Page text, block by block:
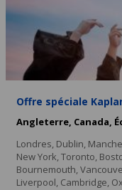
Offre spéciale
Angleterre, Canada,
Londres, Dublin,
New York,Toronto,
Bournemouth,
Liverpool, Cambridge,